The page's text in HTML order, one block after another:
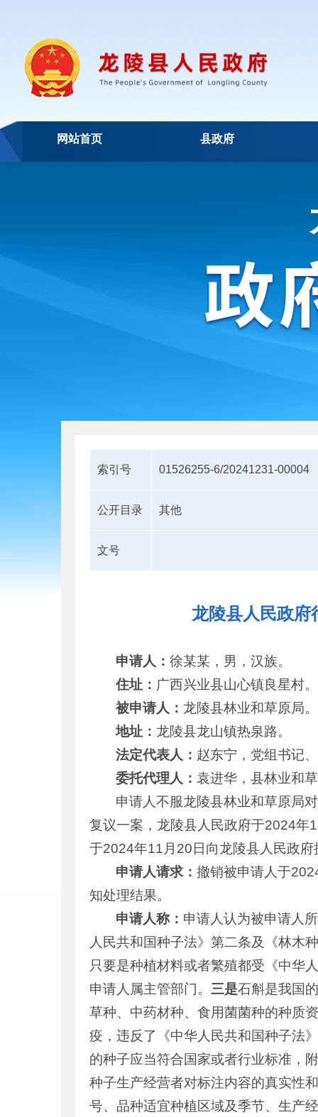
网站首页 县政府
索引号 01526255-6/20241231-00004
公开目录 其他
文号
龙陵县人民政府
申请人：徐某某，男，汉族。
住址： 广西兴业县山心镇良星村。
被申请人： 龙陵县林业和草原局。
地址： 龙陵县龙山镇热泉路。
法定代表人： 赵东宁，党组书记
委托代理人： 袁进华，县林业和
申请人不服龙陵县林业和草原局
复议一案，龙陵县人民政府于2024年
于2024年11月20日向龙陵县人民政
申请人请求：撤销被申请人于
知处理结果。
申请人称： 申请人认为被申请人
人民共和国种子法》第二条及《林木
只要是种植材料或者繁殖都受《中华
申请人属主管部门。 三是石斛是我国
草种、中药材种、食用菌菌种的种质
疫，违反了《中华人民共和国种子法
的种子应当符合国家或者行业标准，
种子生产经营者对标注内容的真实性
号、品种适宜种植区域及季节、生产